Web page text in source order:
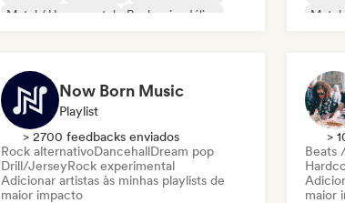
Metal / Heavy metal
Rock psicodélico
Metal
Now Born Music
Playlist
> 2700 feedbacks enviados
Rock alternativoDancehallDream pop
Drill/JerseyRock experimental
Adicionar artistas às minhas playlists de
maior impacto
>
Beats
maior